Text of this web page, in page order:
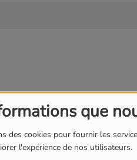
que
des cookies pour fournir les
l'expérience de nos utilisateurs.